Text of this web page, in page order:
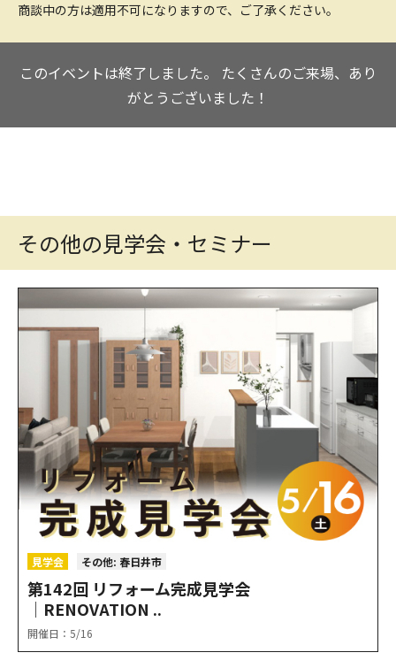
商談中の方は適用不可になりますので、ご了承ください。
このイベントは終了しました。 たくさんのご来場、あり
がとうございました！
その他の見学会・セミナー
見学会 その他: 春日井市
第142回 リフォーム完成見学会
│RENOVATION ..
開催日：5/16